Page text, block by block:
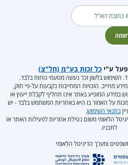
ע"יכל זכות בע"מ (חל"צ)
השימוש בלשון זכר נעשה מטעמי נוחות בלבד.
מחייב. הזכויות המחייבות נקבעות על-פי חוק,
במידע המופיע באתר אינו תחליף לקבלת ייעוץ או
על האמור בו היא באחריות המשתמש בלבד - יש
בתנאי השימוש.
הלאומי משום נטילת אחריות לפעילות האתר או
לתכניו.
ומערך הדיגיטל הלאומי